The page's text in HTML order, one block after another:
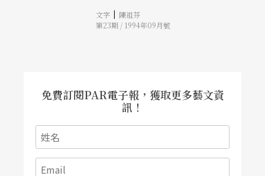
文字 | 陳祖芬
第23期 / 1994年09月號
免費訂閱PAR電子報，獲取更多藝文資
訊！